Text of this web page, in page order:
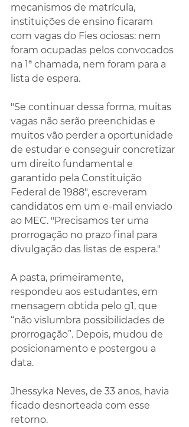
mecanismos de matrícula,
instituições de ensino ficaram
com vagas do Fies ociosas: nem
foram ocupadas pelos convocados
na 1ª chamada, nem foram para a
lista de espera.
"Se continuar dessa forma, muitas
vagas não serão preenchidas e
muitos vão perder a oportunidade
de estudar e conseguir concretizar
um direito fundamental e
garantido pela Constituição
Federal de 1988", escreveram
candidatos em um e-mail enviado
ao MEC. "Precisamos ter uma
prorrogação no prazo final para
divulgação das listas de espera."
A pasta, primeiramente,
respondeu aos estudantes, em
mensagem obtida pelo g1, que
“não vislumbra possibilidades de
prorrogação”. Depois, mudou de
posicionamento e postergou a
data.
Jhessyka Neves, de 33 anos, havia
ficado desnorteada com esse
retorno.